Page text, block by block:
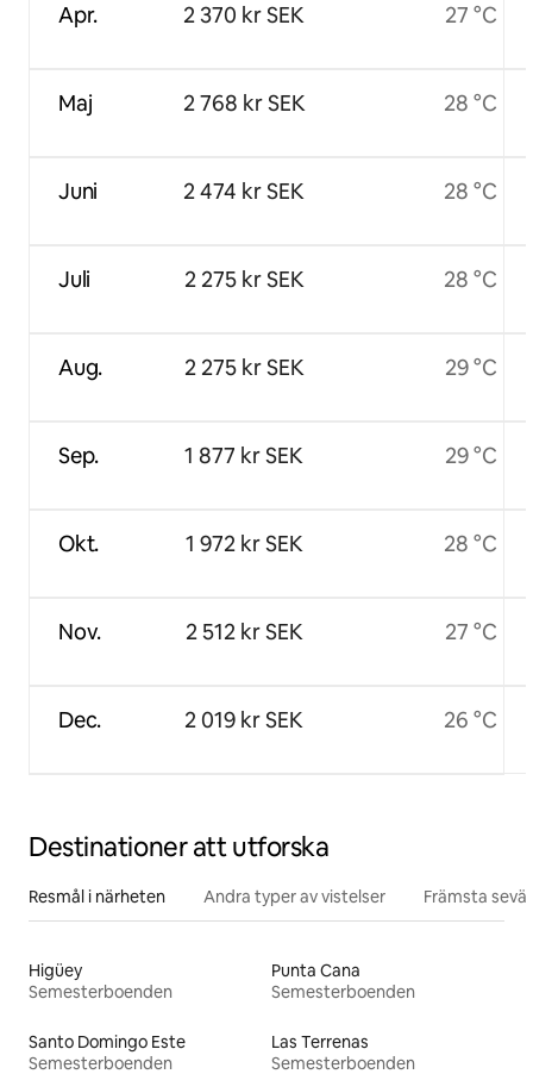
Apr.
Maj
Juni
Juli
Aug.
Sep.
Okt.
Nov.
Dec.
2 370 kr SEK
2 768 kr SEK
2 474 kr SEK
2 275 kr SEK
2 275 kr SEK
1 877 kr SEK
1 972 kr SEK
2 512 kr SEK
2 019 kr SEK
27 °C
28 °C
28 °C
28 °C
29 °C
29 °C
28 °C
27 °C
26 °C
Destinationer att utforska
Resmål i närheten Andra typer av vistelser Främsta
Higüey
Semesterboenden
Punta Cana
Semesterboenden
Santo Domingo Este
Semesterboenden
Las Terrenas
Semesterboenden